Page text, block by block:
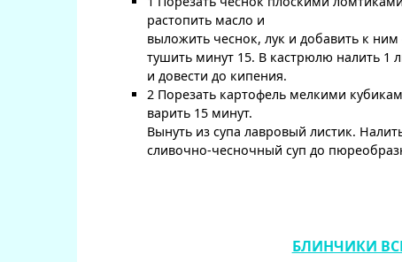
растопить масло и
выложить чеснок, лук и добавить к
тушить минут 15. В кастрюлю налить 1
и довести до кипения.
2 Порезать картофель мелкими
варить 15 минут.
Вынуть из супа лавровый листик.
сливочно-чесночный суп до
БЛИНЧИКИ